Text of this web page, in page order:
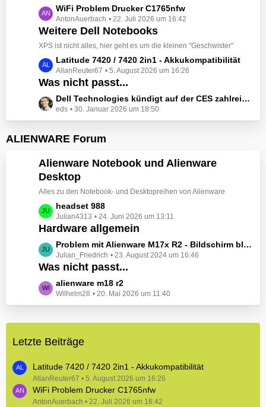
i
r
ä
g
e
z
t
e
B
i
r
ä
g
L
e
t
z
e
B
i
ä
e
WiFi Problem Drucker C1765nfw
AntonAuerbach 22. Juli 2026 um 16:42
Weitere Dell Notebooks
XPS ist nicht alles, hier geht es um die kleinen "Geschwister"
L
e
t
z
t
e
e
t
r
ä
g
e
Latitude 7420 / 7420 2in1 - Akkukompatibilität
AllanReuter67 5. August 2026 um 16:26
Was nicht passt...
L
e
t
z
e
B
e
i
t
r
ä
g
e
Dell Technologies kündigt auf der CES zahlreiche Alienware-Neuheiten an
eds 30. Januar 2026 um 18:50
ALIENWARE Forum
Alienware Notebook und Alienware
Desktop
Alles zu den Notebook- und Desktopreihen von Alienware
L
e
t
z
t
e
e
r
g
headset 988
Julian4313 24. Juni 2026 um 13:11
Hardware allgemein
L
e
t
z
t
e
i
ä
g
e
Problem mit Alienware M17x R2 - Bildschirm bleibt schwarz beim Start
Julian_Friedrich 23. August 2024 um 16:46
Was nicht passt...
L
e
t
e
e
i
t
r
alienware m18 r2
Wilhelm28 20. Mai 2026 um 11:40
Letzte Beiträge
Latitude 7420 / 7420 2in1 - Akkukompatibilität
AllanReuter67 5. August 2026 um 16:26
WiFi Problem Drucker C1765nfw
AntonAuerbach 22. Juli 2026 um 16:42